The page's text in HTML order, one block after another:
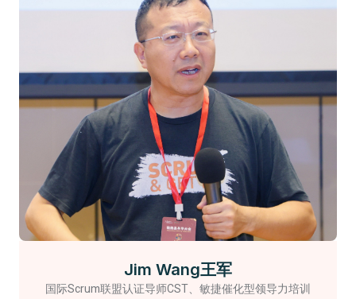
Jim Wang王军
国际Scrum联盟认证导师CST、敏捷催化型领导力培训